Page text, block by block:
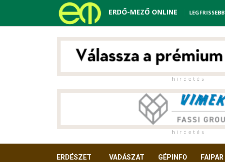
ERDŐ-MEZŐ ONLINE LEGFRISSEBB
h i r d e t é s
h i r d e t é s
ERDÉSZET VADÁSZAT GÉPINFO FAIPAR